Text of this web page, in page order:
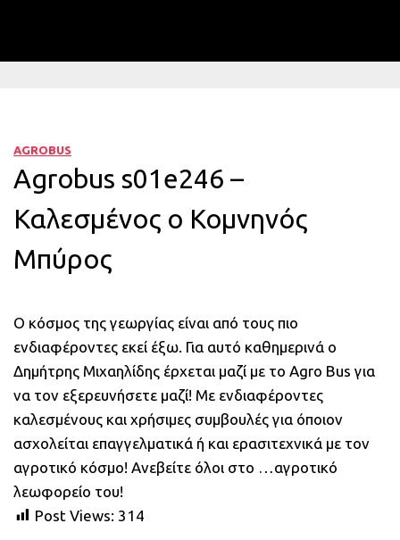
AGROBUS
Agrobus s01e246 –
Καλεσμένος ο Κομνηνός
Μπύρος
Ο κόσμος της γεωργίας είναι από τους πιο
ενδιαφέροντες εκεί έξω. Για αυτό καθημερινά ο
Δημήτρης Μιχαηλίδης έρχεται μαζί με το Agro Bus για
να τον εξερευνήσετε μαζί! Με ενδιαφέροντες
καλεσμένους και χρήσιμες συμβουλές για όποιον
ασχολείται επαγγελματικά ή και ερασιτεχνικά με τον
αγροτικό κόσμο! Ανεβείτε όλοι στο …αγροτικό
λεωφορείο του!
Post Views: 314